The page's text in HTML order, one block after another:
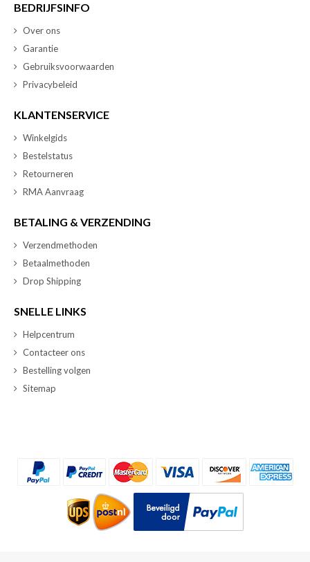
BEDRIJFSINFO
Over ons
Garantie
Gebruiksvoorwaarden
Privacybeleid
KLANTENSERVICE
Winkelgids
Bestelstatus
Retourneren
RMA Aanvraag
BETALING & VERZENDING
Verzendmethoden
Betaalmethoden
Drop Shipping
SNELLE LINKS
Helpcentrum
Contacteer ons
Bestelling volgen
Sitemap